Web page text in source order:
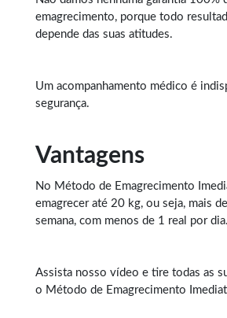
emagrecimento, porque todo
depende das suas atitudes.
Um acompanhamento médico é
segurança.
Vantagens
No Método de Emagrecimento
emagrecer até 20 kg, ou seja, mais
semana, com menos de 1 real por dia.
Assista nosso vídeo e tire todas as
o Método de Emagrecimento